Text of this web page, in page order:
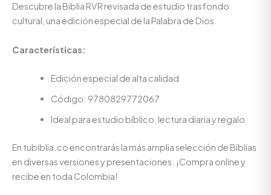
Descubre la Biblia RVR revisada de estudio trasfondo
cultural, una edición especial de la Palabra de Dios.
Características:
Edición especial de alta calidad
Código: 9780829772067
Ideal para estudio bíblico, lectura diaria y regalo
En tubiblia.co encontrarás la más amplia selección de Biblias
en diversas versiones y presentaciones. ¡Compra online y
recibe en toda Colombia!